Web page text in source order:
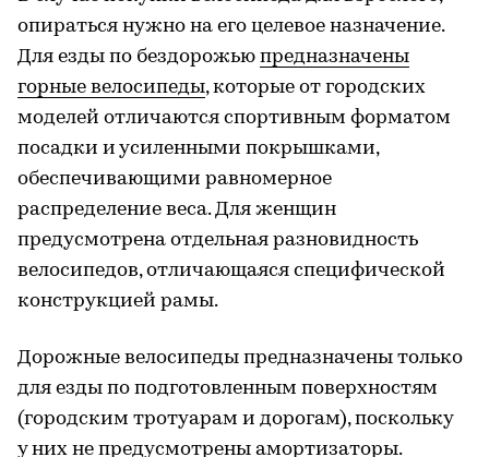
опираться нужно на его целевое назначение.
Для езды по бездорожью предназначены
горные велосипеды, которые от городских
моделей отличаются спортивным форматом
посадки и усиленными покрышками,
обеспечивающими равномерное
распределение веса. Для женщин
предусмотрена отдельная разновидность
велосипедов, отличающаяся специфической
конструкцией рамы.
Дорожные велосипеды предназначены только
для езды по подготовленным поверхностям
(городским тротуарам и дорогам), поскольку
у них не предусмотрены амортизаторы.